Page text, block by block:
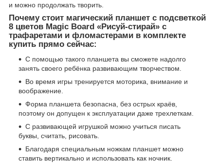
и можно продолжать творить.
Почему стоит магический планшет с подсветкой
8 цветов Magic Board «Рисуй-стирай» с
трафаретами и фломастерами в комплекте
купить прямо сейчас:
С помощью такого планшета вы сможете надолго
занять своего ребёнка развивающим творчеством.
Во время игры тренируется моторика, внимание и
воображение.
Форма планшета безопасна, без острых краёв,
поэтому он допущен к эксплуатации даже трехлеткам.
С развивающей игрушкой можно учиться писать
буквы, считать, рисовать.
Благодаря специальным ножкам планшет можно
ставить вертикально и использовать как ночник.